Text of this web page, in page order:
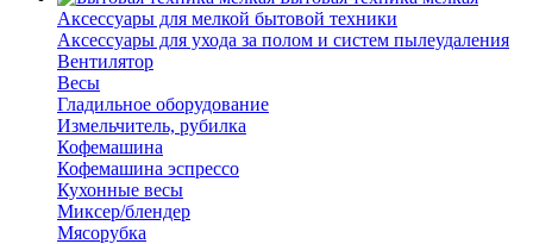
Аксессуары для мелкой бытовой техники
Аксессуары для ухода за полом и систем пылеудаления
Вентилятор
Весы
Гладильное оборудование
Измельчитель, рубилка
Кофемашина
Кофемашина эспрессо
Кухонные весы
Миксер/блендер
Мясорубка